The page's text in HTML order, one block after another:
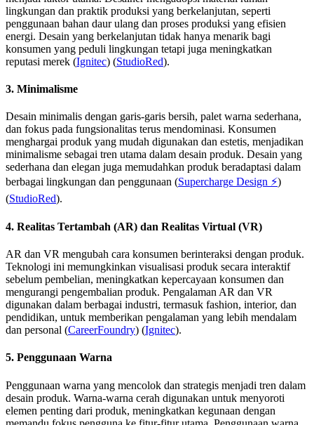
lingkungan dan praktik produksi yang berkelanjutan, seperti
penggunaan bahan daur ulang dan proses produksi yang efisien
energi. Desain yang berkelanjutan tidak hanya menarik bagi
konsumen yang peduli lingkungan tetapi juga meningkatkan
reputasi merek​ (Ignitec)​​ (StudioRed)​.
3. Minimalisme
Desain minimalis dengan garis-garis bersih, palet warna sederhana,
dan fokus pada fungsionalitas terus mendominasi. Konsumen
menghargai produk yang mudah digunakan dan estetis, menjadikan
minimalisme sebagai tren utama dalam desain produk. Desain yang
sederhana dan elegan juga memudahkan produk beradaptasi dalam
berbagai lingkungan dan penggunaan​ (Supercharge Design ⚡)​​
(StudioRed)​.
4. Realitas Tertambah (AR) dan Realitas Virtual (VR)
AR dan VR mengubah cara konsumen berinteraksi dengan produk.
Teknologi ini memungkinkan visualisasi produk secara interaktif
sebelum pembelian, meningkatkan kepercayaan konsumen dan
mengurangi pengembalian produk. Pengalaman AR dan VR
digunakan dalam berbagai industri, termasuk fashion, interior, dan
pendidikan, untuk memberikan pengalaman yang lebih mendalam
dan personal​ (CareerFoundry)​​ (Ignitec)​.
5. Penggunaan Warna
Penggunaan warna yang mencolok dan strategis menjadi tren dalam
desain produk. Warna-warna cerah digunakan untuk menyoroti
elemen penting dari produk, meningkatkan kegunaan dengan